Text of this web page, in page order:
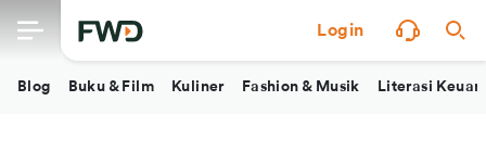
Login
Blog Buku & Film Kuliner Fashion & Musik Literasi